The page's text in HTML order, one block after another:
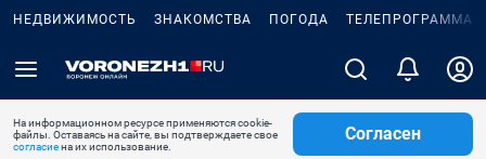
НЕДВИЖИМОСТЬ ЗНАКОМСТВА ПОГОДА ТЕЛЕПРОГРАММА
На информационном ресурсе применяются cookie-
файлы. Оставаясь на сайте, вы подтверждаете свое
согласиена их использование.
Согласен